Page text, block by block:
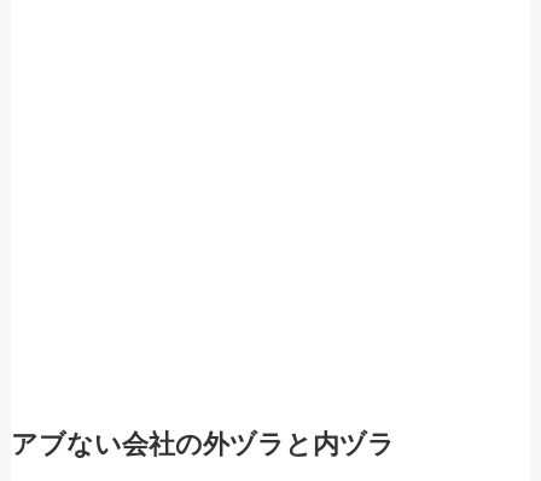
アブない会社の外ヅラと内ヅラ